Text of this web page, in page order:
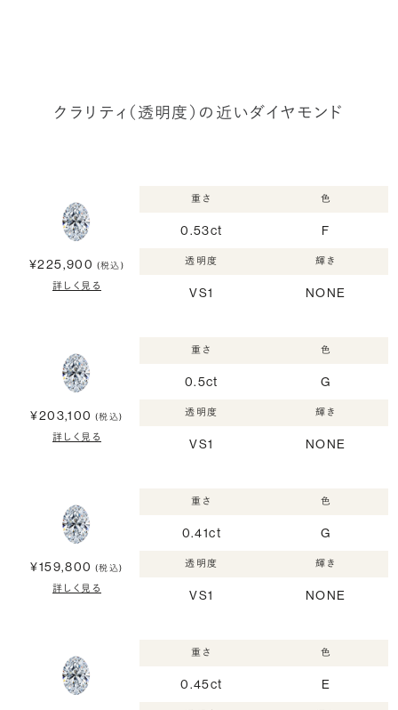
クラリティ（透明度）の近いダイヤモンド
¥225,900 (税込)
詳しく見る
重さ
0.53ct
色
F
透明度
VS1
輝き
NONE
¥203,100 (税込)
詳しく見る
重さ
0.5ct
色
G
透明度
VS1
輝き
NONE
¥159,800 (税込)
詳しく見る
重さ
0.41ct
色
G
透明度
VS1
輝き
NONE
重さ
0.45ct
色
E